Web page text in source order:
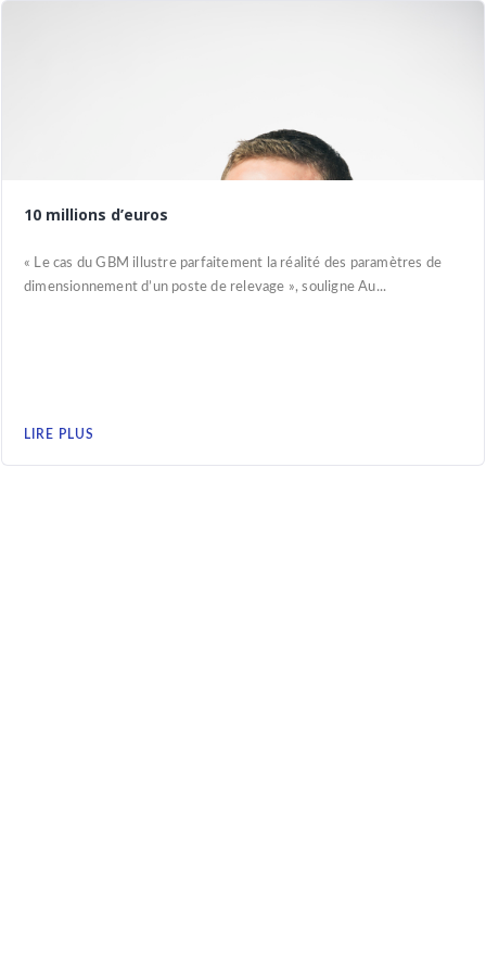
10 millions d’euros
« Le cas du GBM illustre parfaitement la réalité des paramètres de
dimensionnement d’un poste de relevage », souligne Au...
LIRE PLUS